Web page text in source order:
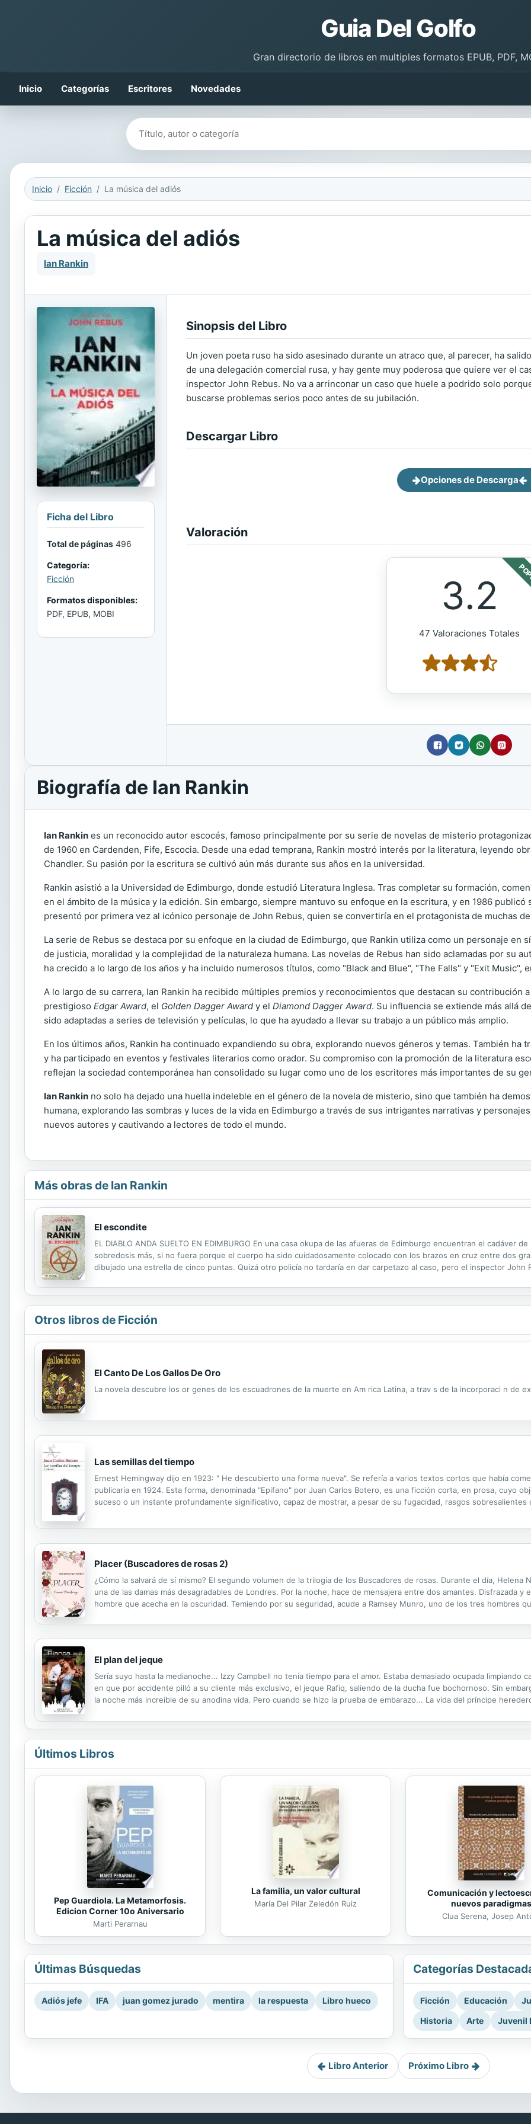
Guia Del Golfo
Gran directorio de libros en multiples formatos EPUB, PDF,
Inicio Categorías Escritores Novedades
Buscar libros
Inicio Ficción La música del adiós
La música del adiós
Ian Rankin
Ficha del Libro
Total de páginas 496
Categoría:
Ficción
Formatos disponibles:
PDF, EPUB, MOBI
Sinopsis del Libro
Un joven poeta ruso ha sido asesinado durante un atraco que, al parecer, ha
de una delegación comercial rusa, y hay gente muy poderosa que quiere ver el
inspector John Rebus. No va a arrinconar un caso que huele a podrido solo
buscarse problemas serios poco antes de su jubilación.
Descargar Libro
Opciones de Descarga
Valoración
3.2
47 Valoraciones Totales
Biografía de Ian Rankin
Ian Rankin es un reconocido autor escocés, famoso principalmente por su serie de novelas de misterio
de 1960 en Cardenden, Fife, Escocia. Desde una edad temprana, Rankin mostró interés por la literatura, leyendo
Chandler. Su pasión por la escritura se cultivó aún más durante sus años en la universidad.
Rankin asistió a la Universidad de Edimburgo, donde estudió Literatura Inglesa. Tras completar su formación,
en el ámbito de la música y la edición. Sin embargo, siempre mantuvo su enfoque en la escritura, y en 1986
presentó por primera vez al icónico personaje de John Rebus, quien se convertiría en el protagonista de muchas
La serie de Rebus se destaca por su enfoque en la ciudad de Edimburgo, que Rankin utiliza como un personaje en
de justicia, moralidad y la complejidad de la naturaleza humana. Las novelas de Rebus han sido aclamadas por su
ha crecido a lo largo de los años y ha incluido numerosos títulos, como "Black and Blue", "The Falls" y "Exit Music",
A lo largo de su carrera, Ian Rankin ha recibido múltiples premios y reconocimientos que destacan su contribución
prestigioso Edgar Award, el Golden Dagger Award y el Diamond Dagger Award. Su influencia se extiende más allá
sido adaptadas a series de televisión y películas, lo que ha ayudado a llevar su trabajo a un público más amplio.
En los últimos años, Rankin ha continuado expandiendo su obra, explorando nuevos géneros y temas. También
y ha participado en eventos y festivales literarios como orador. Su compromiso con la promoción de la literatura
reflejan la sociedad contemporánea han consolidado su lugar como uno de los escritores más importantes de su
Ian Rankin no solo ha dejado una huella indeleble en el género de la novela de misterio, sino que también ha
humana, explorando las sombras y luces de la vida en Edimburgo a través de sus intrigantes narrativas y
nuevos autores y cautivando a lectores de todo el mundo.
Más obras de Ian Rankin
El escondite
EL DIABLO ANDA SUELTO EN EDIMBURGO En una casa okupa de las afueras de Edimburgo encuentran el cadáver
sobredosis más, si no fuera porque el cuerpo ha sido cuidadosamente colocado con los brazos en cruz entre dos
dibujado una estrella de cinco puntas. Quizá otro policía no tardaría en dar carpetazo al caso, pero el inspector John
Otros libros de Ficción
El Canto De Los Gallos De Oro
La novela descubre los or genes de los escuadrones de la muerte en Am rica Latina, a trav s de la incorporaci n de
Las semillas del tiempo
Ernest Hemingway dijo en 1923: " He descubierto una forma nueva". Se refería a varios textos cortos que había
publicaría en 1924. Esta forma, denominada "Epifano" por Juan Carlos Botero, es una ficción corta, en prosa, cuyo
suceso o un instante profundamente significativo, capaz de mostrar, a pesar de su fugacidad, rasgos
Placer (Buscadores de rosas 2)
¿Cómo la salvará de sí mismo? El segundo volumen de la trilogía de los Buscadores de rosas. Durante el día, Helena
una de las damas más desagradables de Londres. Por la noche, hace de mensajera entre dos amantes. Disfrazada y
hombre que acecha en la oscuridad. Temiendo por su seguridad, acude a Ramsey Munro, uno de los tres hombres
El plan del jeque
Sería suyo hasta la medianoche... Izzy Campbell no tenía tiempo para el amor. Estaba demasiado ocupada limpiando
en que por accidente pilló a su cliente más exclusivo, el jeque Rafiq, saliendo de la ducha fue bochornoso. Sin
la noche más increíble de su anodina vida. Pero cuando se hizo la prueba de embarazo... La vida del príncipe
Últimos Libros
Pep Guardiola. La Metamorfosis.
Edicion Corner 10o Aniversario
Marti Perarnau
La familia, un valor cultural
María Del Pilar Zeledón Ruiz
Comunicación y
nuevos paradigmas
Clua Serena, Josep
Últimas Búsquedas
Adiós jefe IFA juan gomez jurado mentira la respuesta Libro hueco
Categorías
Ficción Educación
Historia
Arte Juvenil
Libro Anterior Próximo Libro